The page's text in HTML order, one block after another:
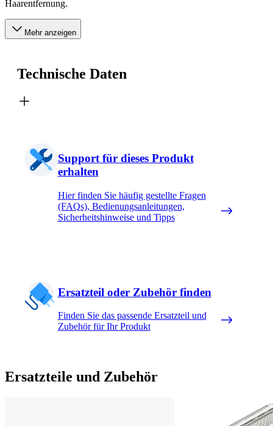
Haarentfernung.
Mehr anzeigen
Technische Daten
Support für dieses Produkt
erhalten
Hier finden Sie häufig gestellte Fragen
(FAQs), Bedienungsanleitungen,
Sicherheitshinweise und Tipps
Ersatzteil oder Zubehör finden
Finden Sie das passende Ersatzteil und
Zubehör für Ihr Produkt
Ersatzteile und Zubehör